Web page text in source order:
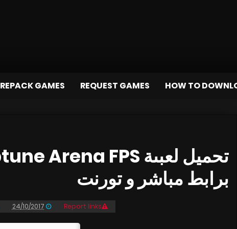
REPACK GAMES REQUEST GAMES HOW TO
برابط مباشر و تورنت
24/10/2017 Report links